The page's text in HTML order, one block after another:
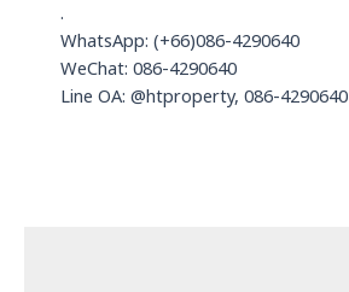
.
WhatsApp: (+66)086-4290640
WeChat: 086-4290640
Line OA: @htproperty, 086-4290640